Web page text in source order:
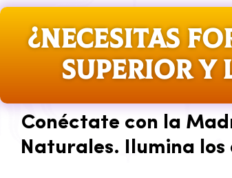
¿NECESITAS
SUPERIOR Y
Conéctate con la
Naturales. Ilumina